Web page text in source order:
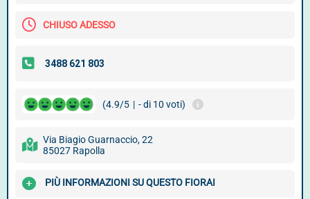
CHIUSO ADESSO
(4.9/5 | - di 10 voti)
Via Biagio Guarnaccio, 22
85027 Rapolla
PIÙ INFORMAZIONI SU QUESTO FIORAI